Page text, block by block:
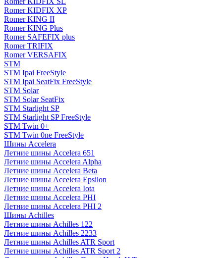
Romer KIDFIX XP
Romer KING II
Romer KING Plus
Romer SAFEFIX plus
Romer TRIFIX
Romer VERSAFIX
STM
STM Ipai FreeStyle
STM Ipai SeatFix FreeStyle
STM Solar
STM Solar SeatFix
STM Starlight SP
STM Starlight SP FreeStyle
STM Twin 0+
STM Twin 0ne FreeStyle
Шины Accelera
Летние шины Accelera 651
Летние шины Accelera Alpha
Летние шины Accelera Beta
Летние шины Accelera Epsilon
Летние шины Accelera Iota
Летние шины Accelera PHI
Летние шины Accelera PHI 2
Шины Achilles
Летние шины Achilles 122
Летние шины Achilles 2233
Летние шины Achilles ATR Sport
Летние шины Achilles ATR Sport 2